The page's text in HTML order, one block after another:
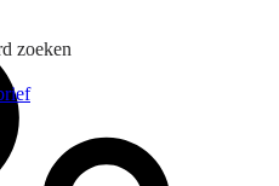
zoeken